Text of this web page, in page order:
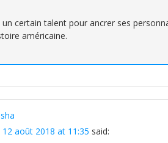
certain talent pour ancrer ses
américaine.
12 août 2018 at 11:35 said: